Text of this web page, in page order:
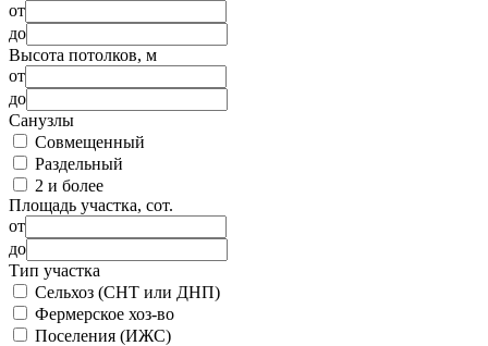
от
до
Высота потолков, м
от
до
Санузлы
Совмещенный
Раздельный
2 и более
Площадь участка, сот.
от
до
Тип участка
Сельхоз (СНТ или ДНП)
Фермерское хоз-во
Поселения (ИЖС)